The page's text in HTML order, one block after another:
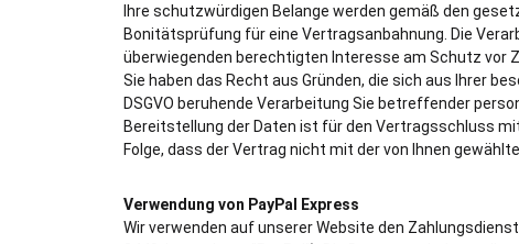
Ihre schutzwürdigen Belange werden gemäß den
Bonitätsprüfung für eine Vertragsanbahnung. Die
überwiegenden berechtigten Interesse am Schutz vor
Sie haben das Recht aus Gründen, die sich aus Ihrer
DSGVO beruhende Verarbeitung Sie betreffender
Bereitstellung der Daten ist für den Vertragsschluss
Folge, dass der Vertrag nicht mit der von Ihnen
Verwendung von PayPal Express
Wir verwenden auf unserer Website den Zahlungsdienst